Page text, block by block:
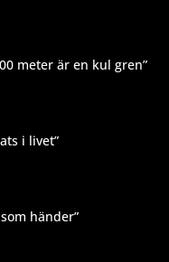
meter är en kul gren”
i livet”
händer”